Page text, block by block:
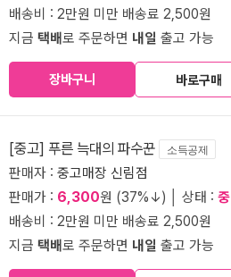
배송비 : 2만원 미만 배송료 2,500원
지금 택배로 주문하면 내일 출고 가능
장바구니 바로구매
[중고] 푸른 늑대의 파수꾼 소득공제
판매자 : 중고매장 신림점
판매가 : 6,300원 (37%↓) │ 상태 : 중
배송비 : 2만원 미만 배송료 2,500원
지금 택배로 주문하면 내일 출고 가능